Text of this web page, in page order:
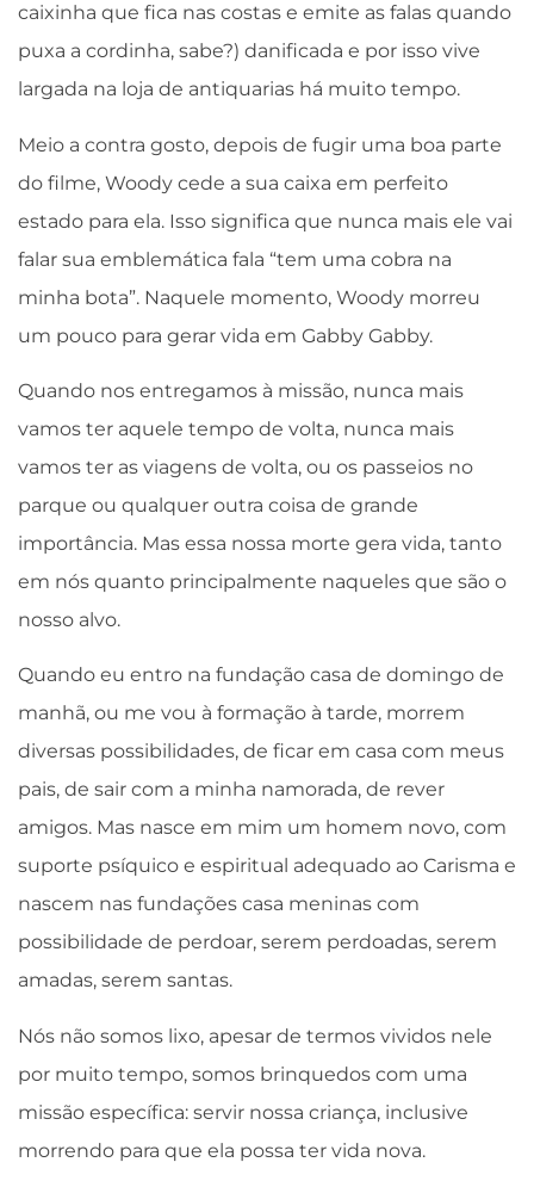
caixinha que fica nas costas e emite as falas quando
puxa a cordinha, sabe?) danificada e por isso vive
largada na loja de antiquarias há muito tempo.
Meio a contra gosto, depois de fugir uma boa parte
do filme, Woody cede a sua caixa em perfeito
estado para ela. Isso significa que nunca mais ele vai
falar sua emblemática fala “tem uma cobra na
minha bota”. Naquele momento, Woody morreu
um pouco para gerar vida em Gabby Gabby.
Quando nos entregamos à missão, nunca mais
vamos ter aquele tempo de volta, nunca mais
vamos ter as viagens de volta, ou os passeios no
parque ou qualquer outra coisa de grande
importância. Mas essa nossa morte gera vida, tanto
em nós quanto principalmente naqueles que são o
nosso alvo.
Quando eu entro na fundação casa de domingo de
manhã, ou me vou à formação à tarde, morrem
diversas possibilidades, de ficar em casa com meus
pais, de sair com a minha namorada, de rever
amigos. Mas nasce em mim um homem novo, com
suporte psíquico e espiritual adequado ao Carisma e
nascem nas fundações casa meninas com
possibilidade de perdoar, serem perdoadas, serem
amadas, serem santas.
Nós não somos lixo, apesar de termos vividos nele
por muito tempo, somos brinquedos com uma
missão específica: servir nossa criança, inclusive
morrendo para que ela possa ter vida nova.